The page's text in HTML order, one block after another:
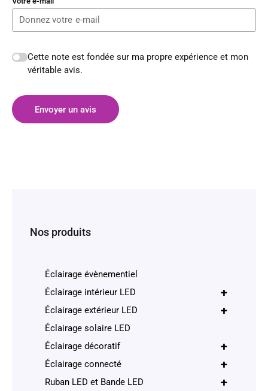
Cette note est fondée sur ma propre expérience et mon
véritable avis.
Envoyer un avis
Nos produits
Éclairage évènementiel
+
Éclairage intérieur LED
+
Éclairage extérieur LED
Éclairage solaire LED
+
Éclairage décoratif
+
Éclairage connecté
+
Ruban LED et Bande LED